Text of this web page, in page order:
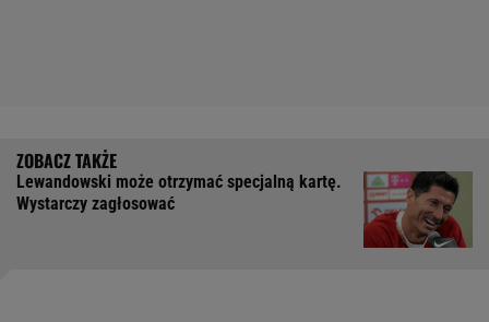
Lewandowski może otrzymać specjalną kartę.
Wystarczy zagłosować